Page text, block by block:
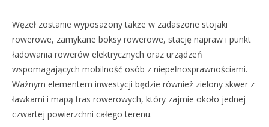
Węzeł zostanie wyposażony także w zadaszone stojaki
rowerowe, zamykane boksy rowerowe, stację napraw i punkt
ładowania rowerów elektrycznych oraz urządzeń
wspomagających mobilność osób z niepełnosprawnościami.
Ważnym elementem inwestycji będzie również zielony skwer z
ławkami i mapą tras rowerowych, który zajmie około jednej
czwartej powierzchni całego terenu.